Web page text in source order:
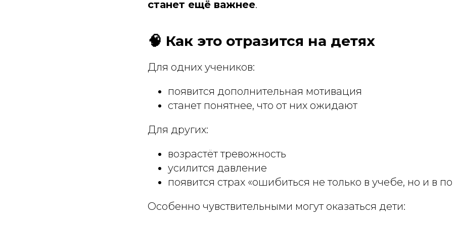
станет ещё важнее.
🧠 Как это отразится на детях
Для одних учеников:
появится дополнительная мотивация
станет понятнее, что от них ожидают
Для других:
возрастёт тревожность
усилится давление
появится страх «ошибиться не только в учебе, но и в
Особенно чувствительными могут оказаться дети: